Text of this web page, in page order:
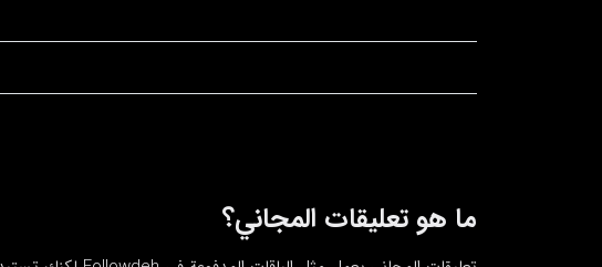
ما هو تعليقات المجاني؟